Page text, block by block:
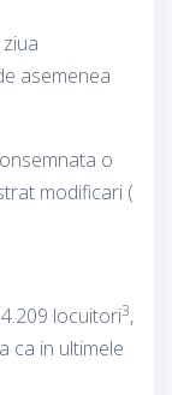
asemenea
o
modificari (
locuitori3,
ca in ultimele